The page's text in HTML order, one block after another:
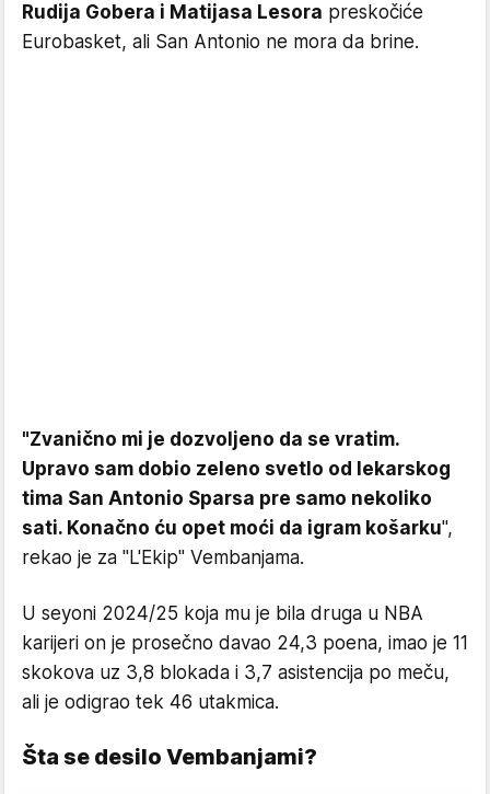
Rudija Gobera i Matijasa Lesora preskočiće
Eurobasket, ali San Antonio ne mora da brine.
"Zvanično mi je dozvoljeno da se vratim.
Upravo sam dobio zeleno svetlo od lekarskog
tima San Antonio Sparsa pre samo nekoliko
sati. Konačno ću opet moći da igram košarku",
rekao je za "L'Ekip" Vembanjama.
U seyoni 2024/25 koja mu je bila druga u NBA
karijeri on je prosečno davao 24,3 poena, imao je 11
skokova uz 3,8 blokada i 3,7 asistencija po meču,
ali je odigrao tek 46 utakmica.
Šta se desilo Vembanjami?